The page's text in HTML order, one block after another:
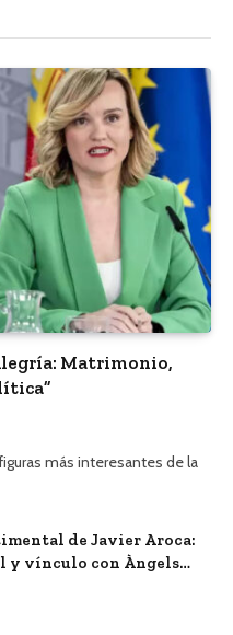
Matrimonio,
más interesantes de la
de Javier Aroca:
y vínculo con Àngels